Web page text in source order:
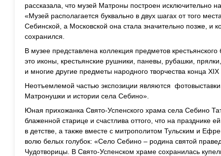
рассказала, что музей Матроны построен исключительно
«Музей располагается буквально в двух шагах от того
Себинской, а Московской она стала значительно позже, и
сохранился.
В музее представлена коллекция предметов
это иконы, крестьянские рушники, паневы, рубашки,
и многие другие предметы народного творчества конца
Неотъемлемой частью экспозиции являются
Матронушки и истории села Себино».
Юная прихожанка Свято-Успенского храма села Себино
блаженной старице и счастлива оттого, что на празднике
в детстве, а также вместе с митрополитом Тульским и
волю белых голубок: «Село Себино – родина святой
Чудотворицы. В Свято-Успенском храме сохранилась